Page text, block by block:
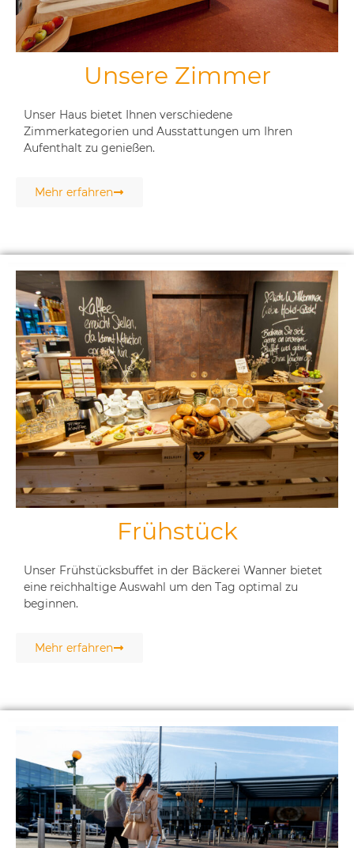
Unsere Zimmer
Unser Haus bietet Ihnen verschiedene
Zimmerkategorien und Ausstattungen um Ihren
Aufenthalt zu genießen.
Mehr erfahren
Frühstück
Unser Frühstücksbuffet in der Bäckerei Wanner bietet
eine reichhaltige Auswahl um den Tag optimal zu
beginnen.
Mehr erfahren